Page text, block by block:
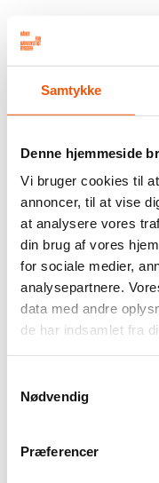
Samtykke
Denne hjemmeside
Vi bruger cookies til
annoncer, til at vise
at analysere vores
din brug af vores
for sociale medier,
analysepartnere.
data med andre
de har indsamlet fra
Nødvendig
Præferencer